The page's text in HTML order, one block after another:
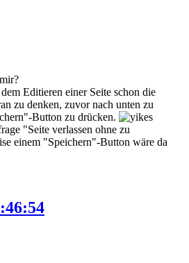
Editieren einer Seite schon die
zu denken, zuvor nach unten zu
Button zu drücken.
"Seite verlassen ohne zu
einem "Speichern"-Button wäre da